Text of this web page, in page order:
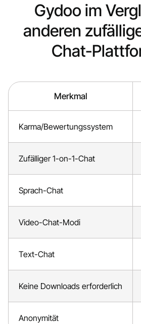
Gydoo im
anderen
Chat-
Merkmal
Karma/Bewertungssystem
Zufälliger 1-on-1-Chat
Sprach-Chat
Video-Chat-Modi
Text-Chat
Keine Downloads erforderlich
Anonymität